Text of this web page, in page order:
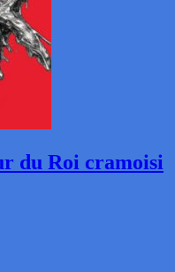
du Roi cramoisi